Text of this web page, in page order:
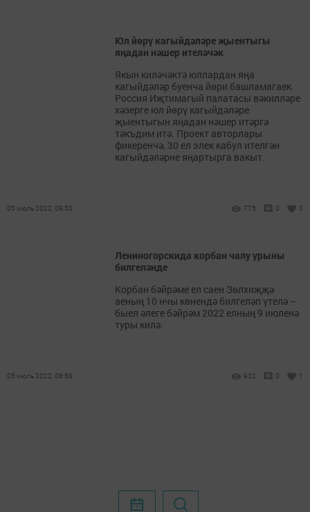
Юл йөрү кагыйдәләре җыентыгы
яңадан нәшер ителәчәк
Якын киләчәктә юллардан яңа
кагыйдәләр буенча йөри башламагаек.
Россия Иҗтимагый палатасы вәкилләре
хәзерге юл йөрү кагыйдәләре
җыентыгын яңадан нәшер итәргә
тәкъдим итә. Проект авторлары
фикеренчә, 30 ел элек кабул ителгән
кагыйдәләрне яңартырга вакыт.
05 июль 2022, 09:50 775 0 0
Лениногорскида корбан чалу урыны
билгеләнде
Корбан бәйрәме ел саен Зөлхиҗҗә
аеның 10 нчы көнендә билгеләп үтелә –
быел әлеге бәйрәм 2022 елның 9 июленә
туры килә.
05 июль 2022, 08:58 932 0 1